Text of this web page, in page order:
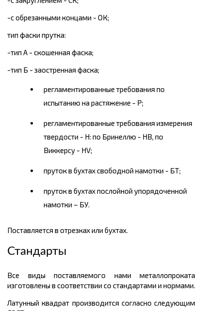
-с обрезанными концами - ОК;
тип фаски прутка:
-тип А - скошенная фаска;
-тип Б - заостренная фаска;
регламентированные требования по
испытанию на растяжение - Р;
регламентированные требования измерения
твердости - Н: по Бринеллю - НВ, по
Виккерсу - HV;
пруток в бухтах свободной намотки - БТ;
пруток в бухтах послойной упорядоченной
намотки – БУ.
Поставляется в отрезках или бухтах.
Стандарты
Все виды поставляемого нами металлопроката
изготовлены в соответствии со стандартами и нормами.
Латунный квадрат производится согласно следующим